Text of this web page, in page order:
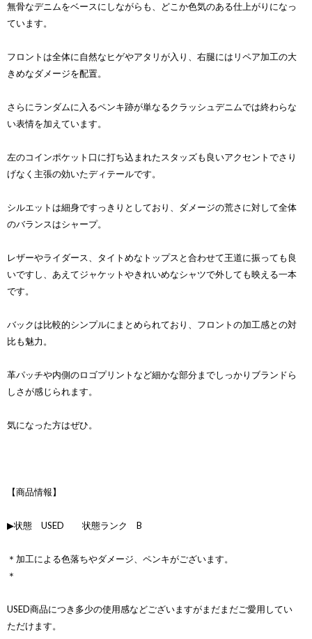
無骨なデニムをベースにしながらも、どこか色気のある仕上がりになっ
ています。
フロントは全体に自然なヒゲやアタリが入り、右腿にはリペア加工の大
きめなダメージを配置。
さらにランダムに入るペンキ跡が単なるクラッシュデニムでは終わらな
い表情を加えています。
左のコインポケット口に打ち込まれたスタッズも良いアクセントでさり
げなく主張の効いたディテールです。
シルエットは細身ですっきりとしており、ダメージの荒さに対して全体
のバランスはシャープ。
レザーやライダース、タイトめなトップスと合わせて王道に振っても良
いですし、あえてジャケットやきれいめなシャツで外しても映える一本
です。
バックは比較的シンプルにまとめられており、フロントの加工感との対
比も魅力。
革パッチや内側のロゴプリントなど細かな部分までしっかりブランドら
しさが感じられます。
気になった方はぜひ。
【商品情報】
▶状態 USED 状態ランク B
＊加工による色落ちやダメージ、ペンキがございます。
＊
USED商品につき多少の使用感などございますがまだまだご愛用してい
ただけます。